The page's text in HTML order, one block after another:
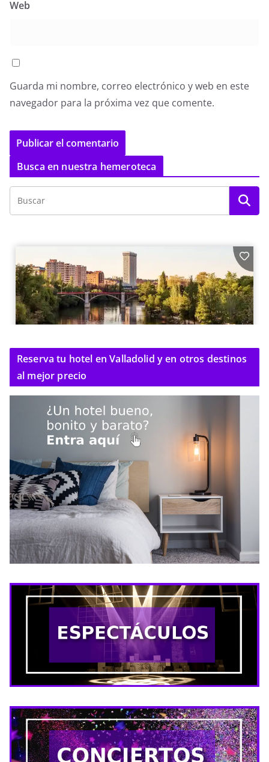
Web
Guarda mi nombre, correo electrónico y web en este
navegador para la próxima vez que comente.
Busca en nuestra hemeroteca
Reserva tu hotel en Valladolid y en otros destinos
al mejor precio